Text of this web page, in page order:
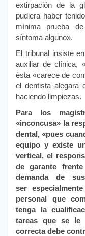
extirpación de la
pudiera haber
mínima prueba
síntoma alguno».
El tribunal insiste
auxiliar de clínica,
ésta «carece de
el dentista alegara
haciendo limpiezas.
Para los
«inconcusa» la
dental, «pues
equipo y existe
vertical, el
de garante
demanda de
ser
personal que
tenga la
tareas que se le
correcta debe